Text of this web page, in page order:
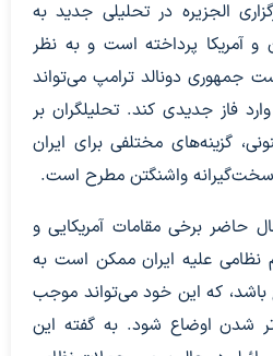
الجزیره در تحلیلی جدید به
و آمریکا پرداخته است و به نظر
جمهوری دونالد ترامپ می‌تواند
فاز جدیدی کند. تحلیلگران بر
گزینه‌های مختلفی برای ایران
سخت‌گیرانه واشنگتن مطرح است.
حاضر برخی مقامات آمریکایی و
نظامی علیه ایران ممکن است به
باشد، که این خود می‌تواند موجب
شدن اوضاع شود. به گفته این